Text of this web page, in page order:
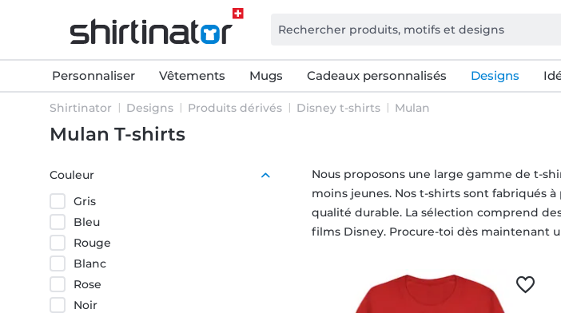
Personnaliser Vêtements Mugs Cadeaux personnalisés Designs
Shirtinator Designs Produits dérivés Disney t-shirts Mulan
Mulan T-shirts
Couleur
Gris
Bleu
Rouge
Blanc
Rose
Noir
Nous proposons une large gamme de t-
moins jeunes. Nos t-shirts sont fabriqués
qualité durable. La sélection comprend
films Disney. Procure-toi dès maintenant